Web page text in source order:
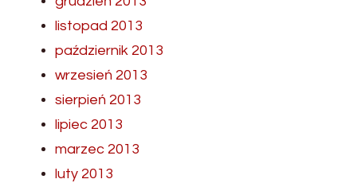
listopad 2013
październik 2013
wrzesień 2013
sierpień 2013
lipiec 2013
marzec 2013
luty 2013